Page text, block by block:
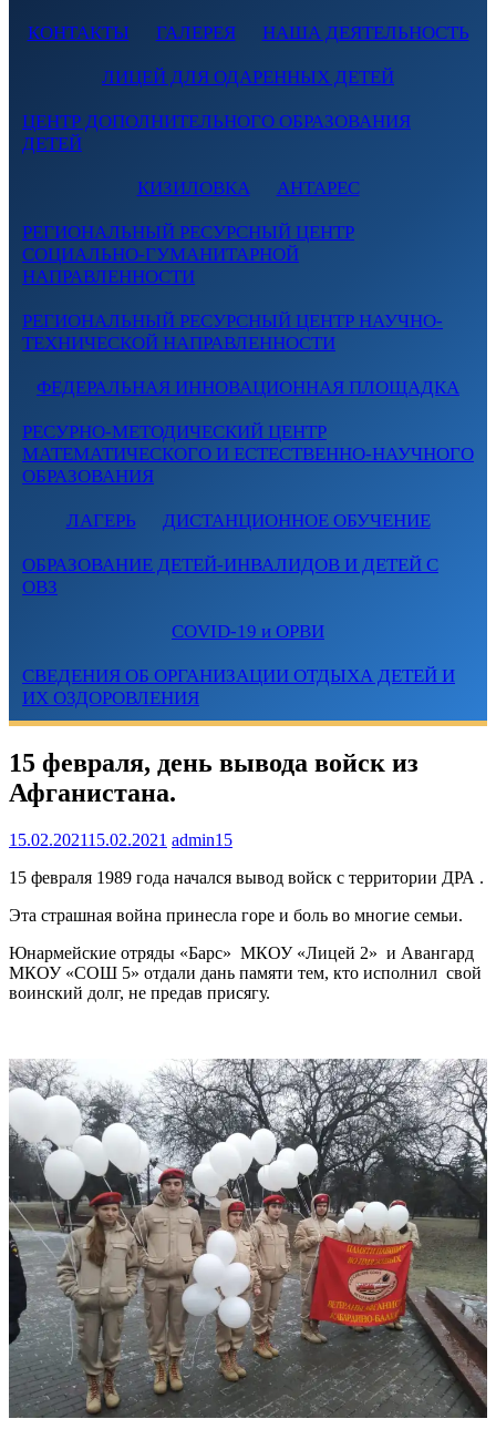
КОНТАКТЫ ГАЛЕРЕЯ НАША ДЕЯТЕЛЬНОСТЬ
ЛИЦЕЙ ДЛЯ ОДАРЕННЫХ ДЕТЕЙ
ЦЕНТР ДОПОЛНИТЕЛЬНОГО ОБРАЗОВАНИЯ
ДЕТЕЙ
КИЗИЛОВКА АНТАРЕС
РЕГИОНАЛЬНЫЙ РЕСУРСНЫЙ ЦЕНТР
СОЦИАЛЬНО-ГУМАНИТАРНОЙ
НАПРАВЛЕННОСТИ
РЕГИОНАЛЬНЫЙ РЕСУРСНЫЙ ЦЕНТР НАУЧНО-
ТЕХНИЧЕСКОЙ НАПРАВЛЕННОСТИ
ФЕДЕРАЛЬНАЯ ИННОВАЦИОННАЯ ПЛОЩАДКА
РЕСУРНО-МЕТОДИЧЕСКИЙ ЦЕНТР
МАТЕМАТИЧЕСКОГО И ЕСТЕСТВЕННО-НАУЧНОГО
ОБРАЗОВАНИЯ
ЛАГЕРЬ ДИСТАНЦИОННОЕ ОБУЧЕНИЕ
ОБРАЗОВАНИЕ ДЕТЕЙ-ИНВАЛИДОВ И ДЕТЕЙ С
ОВЗ
COVID-19 и ОРВИ
СВЕДЕНИЯ ОБ ОРГАНИЗАЦИИ ОТДЫХА ДЕТЕЙ И
ИХ ОЗДОРОВЛЕНИЯ
15 февраля, день вывода войск из
Афганистана.
15.02.202115.02.2021 admin15
15 февраля 1989 года начался вывод войск с территории ДРА .
Эта страшная война принесла горе и боль во многие семьи.
Юнармейские отряды «Барс» МКОУ «Лицей 2» и Авангард
МКОУ «СОШ 5» отдали дань памяти тем, кто исполнил свой
воинский долг, не предав присягу.